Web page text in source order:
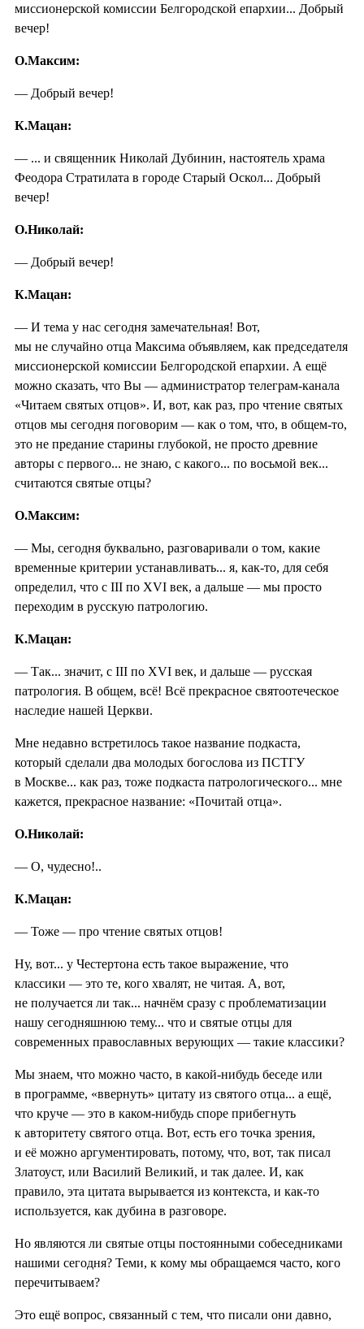
миссионерской комиссии Белгородской епархии... Добрый
вечер!
О.Максим:
— Добрый вечер!
К.Мацан:
— ... и священник Николай Дубинин, настоятель храма
Феодора Стратилата в городе Старый Оскол... Добрый
вечер!
О.Николай:
— Добрый вечер!
К.Мацан:
— И тема у нас сегодня замечательная! Вот,
мы не случайно отца Максима объявляем, как председателя
миссионерской комиссии Белгородской епархии. А ещё
можно сказать, что Вы — администратор телеграм-канала
«Читаем святых отцов». И, вот, как раз, про чтение святых
отцов мы сегодня поговорим — как о том, что, в общем-то,
это не предание старины глубокой, не просто древние
авторы с первого... не знаю, с какого... по восьмой век...
считаются святые отцы?
О.Максим:
— Мы, сегодня буквально, разговаривали о том, какие
временные критерии устанавливать... я, как-то, для себя
определил, что с III по XVI век, а дальше — мы просто
переходим в русскую патрологию.
К.Мацан:
— Так... значит, с III по XVI век, и дальше — русская
патрология. В общем, всё! Всё прекрасное святоотеческое
наследие нашей Церкви.
Мне недавно встретилось такое название подкаста,
который сделали два молодых богослова из ПСТГУ
в Москве... как раз, тоже подкаста патрологического... мне
кажется, прекрасное название: «Почитай отца».
О.Николай:
— О, чудесно!..
К.Мацан:
— Тоже — про чтение святых отцов!
Ну, вот... у Честертона есть такое выражение, что
классики — это те, кого хвалят, не читая. А, вот,
не получается ли так... начнём сразу с проблематизации
нашу сегодняшнюю тему... что и святые отцы для
современных православных верующих — такие классики?
Мы знаем, что можно часто, в какой-нибудь беседе или
в программе, «ввернуть» цитату из святого отца... а ещё,
что круче — это в каком-нибудь споре прибегнуть
к авторитету святого отца. Вот, есть его точка зрения,
и её можно аргументировать, потому, что, вот, так писал
Златоуст, или Василий Великий, и так далее. И, как
правило, эта цитата вырывается из контекста, и как-то
используется, как дубина в разговоре.
Но являются ли святые отцы постоянными собеседниками
нашими сегодня? Теми, к кому мы обращаемся часто, кого
перечитываем?
Это ещё вопрос, связанный с тем, что писали они давно,